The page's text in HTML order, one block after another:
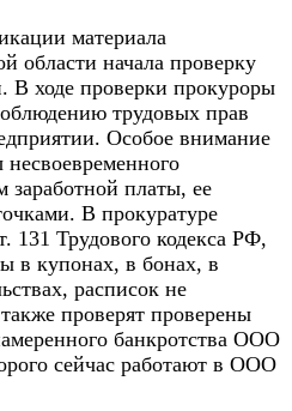
материала
области начала проверку
ходе проверки прокуроры
трудовых прав
Особое внимание
заработной платы, ее
В прокуратуре
131 Трудового кодекса РФ,
в купонах, в бонах, в
расписок не
проверят проверены
банкротства ООО
сейчас работают в ООО